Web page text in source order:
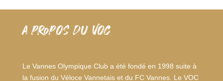
A PROPOS DU VOC
Le Vannes Olympique Club a été fondé en 1998 suite à
la fusion du Véloce Vannetais et du FC Vannes. Le VOC